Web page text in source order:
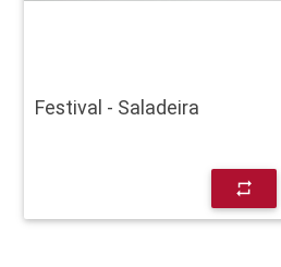
Festival - Saladeira
repeat